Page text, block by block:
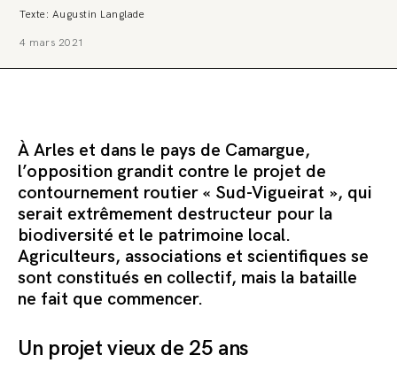
Texte: Augustin Langlade
4 mars 2021
À Arles et dans le pays de Camargue,
l’opposition grandit contre le projet de
contournement routier « Sud-Vigueirat », qui
serait extrêmement destructeur pour la
biodiversité et le patrimoine local.
Agriculteurs, associations et scientifiques se
sont constitués en collectif, mais la bataille
ne fait que commencer.
Un projet vieux de 25 ans
aujourd’hui une grande campagne de soutien avec un premier
Continuer de lire l’article